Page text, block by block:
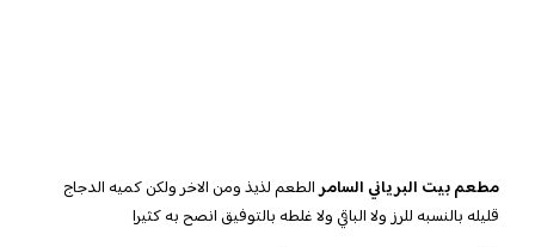
مطعم بيت البرياني السامرالطعم لذيذ ومن الاخر ولكن كميه الدجاج
قليله بالنسبه للرز ولا الباقي ولا غلطه بالتوفيق انصح به كثيرا